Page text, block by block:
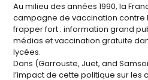
Au milieu des années 1990, la
campagne de vaccination contre
frapper fort : information grand
médias et vaccination gratuite
lycées.
Dans (Garrouste, Juet, and
l’impact de cette politique sur